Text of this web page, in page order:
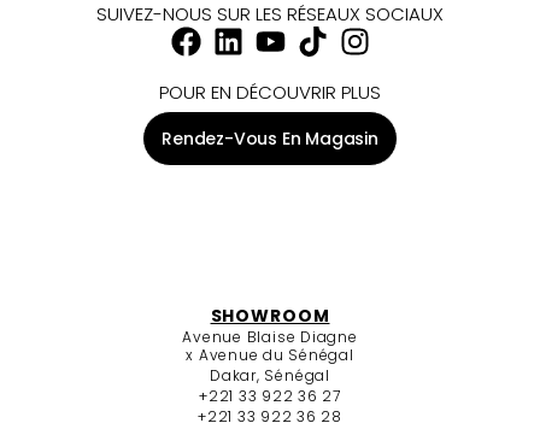
SUIVEZ-NOUS SUR LES RÉSEAUX SOCIAUX
POUR EN DÉCOUVRIR PLUS
Rendez-Vous En Magasin
SHOWROOM
Avenue Blaise Diagne
x Avenue du Sénégal
Dakar, Sénégal
+221 33 922 36 27
+221 33 922 36 28